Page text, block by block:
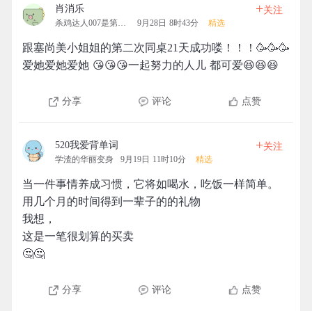
肖消乐
杀鸡达人007是第一名的团 9月28日 8时43分 精选
+关注
跟塞尚美小姐姐的第二次同桌21天成功喽！！！🥳🥳🥳
爱她爱她爱她 😘😘😘一起努力的人儿 都可爱😆😆😆
分享 评论 点赞
520我爱背单词
学渣的华丽变身 9月19日 11时10分 精选
+关注
当一件事情养成习惯，它将如喝水，吃饭一样简单。
用几个月的时间得到一辈子的的礼物
我想，
这是一笔很划算的买卖
🤔🤔
分享 评论 点赞